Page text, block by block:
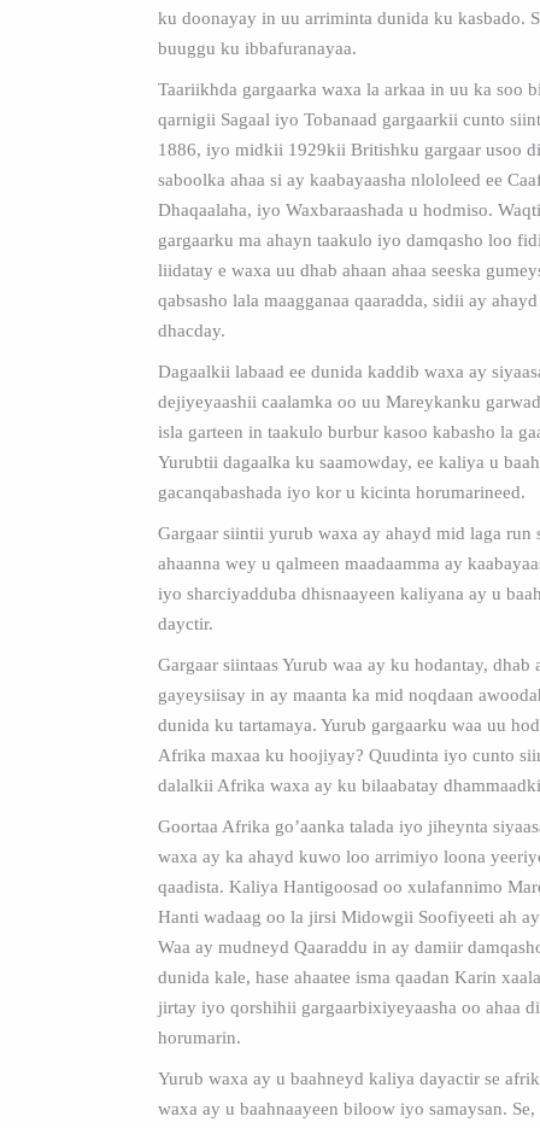
ku doonayay in uu arriminta dunida ku kasbado.
buuggu ku ibbafuranayaa.
Taariikhda gargaarka waxa la arkaa in uu ka soo
qarnigii Sagaal iyo Tobanaad gargaarkii cunto
1886, iyo midkii 1929kii Britishku gargaar usoo
saboolka ahaa si ay kaabayaasha nlololeed ee
Dhaqaalaha, iyo Waxbaraashada u hodmiso.
gargaarku ma ahayn taakulo iyo damqasho loo
liidatay e waxa uu dhab ahaan ahaa seeska
qabsasho lala maagganaa qaaradda, sidii ay
dhacday.
Dagaalkii labaad ee dunida kaddib waxa ay
dejiyeyaashii caalamka oo uu Mareykanku
isla garteen in taakulo burbur kasoo kabasho la
Yurubtii dagaalka ku saamowday, ee kaliya u
gacanqabashada iyo kor u kicinta horumarineed.
Gargaar siintii yurub waxa ay ahayd mid laga run
ahaanna wey u qalmeen maadaamma ay
iyo sharciyadduba dhisnaayeen kaliyana ay u
dayctir.
Gargaar siintaas Yurub waa ay ku hodantay, dhab
gayeysiisay in ay maanta ka mid noqdaan
dunida ku tartamaya. Yurub gargaarku waa uu
Afrika maxaa ku hoojiyay? Quudinta iyo cunto
dalalkii Afrika waxa ay ku bilaabatay
Goortaa Afrika go’aanka talada iyo jiheynta
waxa ay ka ahayd kuwo loo arrimiyo loona
qaadista. Kaliya Hantigoosad oo xulafannimo
Hanti wadaag oo la jirsi Midowgii Soofiyeeti ah
Waa ay mudneyd Qaaraddu in ay damiir
dunida kale, hase ahaatee isma qaadan Karin
jirtay iyo qorshihii gargaarbixiyeyaasha oo ahaa
horumarin.
Yurub waxa ay u baahneyd kaliya dayactir se
waxa ay u baahnaayeen biloow iyo samaysan. Se,